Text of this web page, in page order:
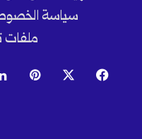
سياسة
ملفات
فيسبوك